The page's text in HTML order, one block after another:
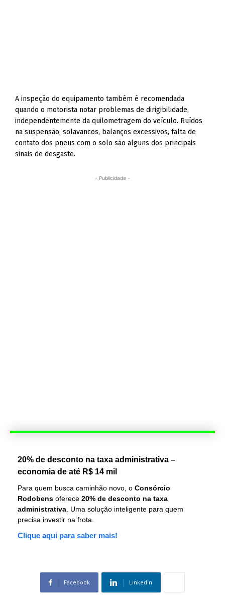
A inspeção do equipamento também é recomendada
quando o motorista notar problemas de dirigibilidade,
independentemente da quilometragem do veículo. Ruídos
na suspensão, solavancos, balanços excessivos, falta de
contato dos pneus com o solo são alguns dos principais
sinais de desgaste.
- Publicidade -
20% de desconto na taxa administrativa –
economia de até R$ 14 mil
Para quem busca caminhão novo, o Consórcio
Rodobens oferece 20% de desconto na taxa
administrativa . Uma solução inteligente para quem
precisa investir na frota.
Clique aqui para saber mais!
Facebook Linkedin